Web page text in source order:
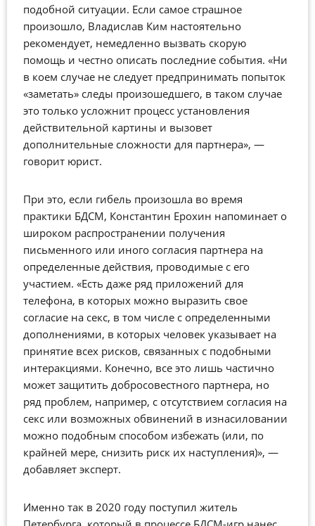
подобной ситуации. Если самое страшное
произошло, Владислав Ким настоятельно
рекомендует, немедленно вызвать скорую
помощь и честно описать последние события. «Ни
в коем случае не следует предпринимать попыток
«заметать» следы произошедшего, в таком случае
это только усложнит процесс установления
действительной картины и вызовет
дополнительные сложности для партнера», —
говорит юрист.
При это, если гибель произошла во время
практики БДСМ, Константин Ерохин напоминает о
широком распространении получения
письменного или иного согласия партнера на
определенные действия, проводимые с его
участием. «Есть даже ряд приложений для
телефона, в которых можно выразить свое
согласие на секс, в том числе с определенными
дополнениями, в которых человек указывает на
принятие всех рисков, связанных с подобными
интеракциями. Конечно, все это лишь частично
может защитить добросовестного партнера, но
ряд проблем, например, с отсутствием согласия на
секс или возможных обвинений в изнасиловании
можно подобным способом избежать (или, по
крайней мере, снизить риск их наступления)», —
добавляет эксперт.
Именно так в 2020 году поступил житель